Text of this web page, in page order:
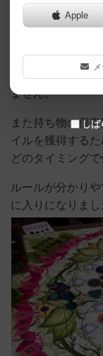
したタイルを置
ボードのタイル
のしか取れない
ムで置かれるた
ません。
また持ち物の保
イルを獲得する
どのタイミング
ルールが分かり
に入りになりまし
Apple
しば